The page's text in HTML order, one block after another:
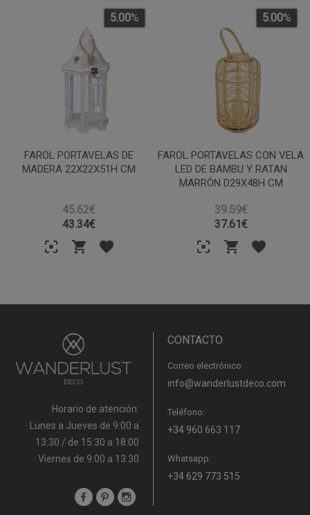
FAROL PORTAVELAS DE
MADERA 22X22X51H CM
45.62€
5.00%
43.34€
FAROL PORTAVELAS CON VELA
LED DE BAMBU Y RATAN
MARRÓN D29X48H CM
39.59€
5.00%
37.61€
Horario de atención:
· Lunes a Jueves de 9:00 a
13:30 / de 15:30 a 18:00
· Viernes de 9:00 a 13:30
CONTACTO
Correo electrónico:
info@wanderlustdeco.com
Teléfono:
+34 960 663 117
Whatsapp:
+34 629 773 515